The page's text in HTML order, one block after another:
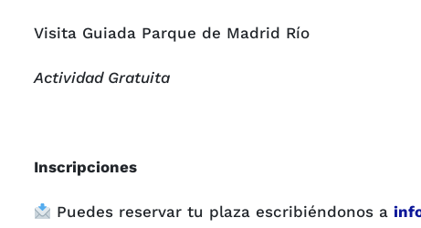
Visita Guiada Parque de Madrid Río
Actividad Gratuita
Inscripciones
Puedes reservar tu plaza escribiéndonos a